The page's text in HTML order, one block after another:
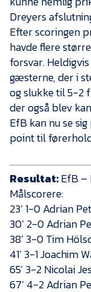
Dreyers
Efter scoringen
havde flere
forsvar.
gæsterne, der i
og slukke til 5-2
der også blev
EfB kan nu se
point til
Resultat:EfB –
Målscorere:
23’ 1-0 Adrian
30’ 2-0 Adrian
38’ 3-0 Tim
41’ 3-1 Joachim
65’ 3-2 Nicolai
67’ 4-2 Adrian